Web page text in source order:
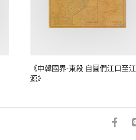
《中韓國界-東段 自圖們江口至江
源》